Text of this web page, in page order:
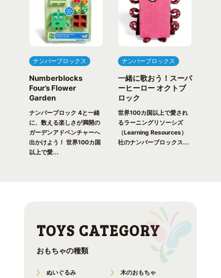
ナンバーブロックス
Numberblocks
Four’s Flower
Garden
ナンバーブロック 4と一緒
に、数える楽しさが満開の
ガーデンアドベンチャーへ
出かけよう！ 世界100カ国
以上で愛...
ナンバーブロックス
一緒に歌おう！スーパ
ーヒーロー オクトブ
ロック
世界100カ国以上で愛され
るラーニングリソーシズ
（Learning Resources）
社のナンバーブロックス...
おもちゃの種類
ぬいぐるみ 木のおもちゃ